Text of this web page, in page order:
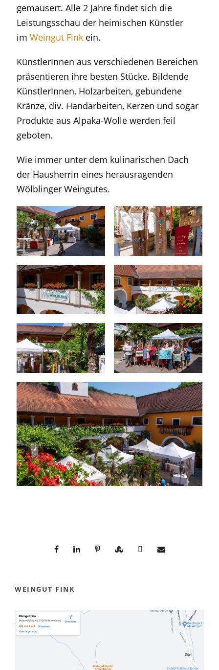
gemausert. Alle 2 Jahre findet sich die
Leistungsschau der heimischen Künstler
im Weingut Fink ein.
KünstlerInnen aus verschiedenen Bereichen
präsentieren ihre besten Stücke. Bildende
KünstlerInnen, Holzarbeiten, gebundene
Kränze, div. Handarbeiten, Kerzen und sogar
Produkte aus Alpaka-Wolle werden feil
geboten.
Wie immer unter dem kulinarischen Dach
der Hausherrin eines herausragenden
Wölblinger Weingutes.
WEINGUT FINK